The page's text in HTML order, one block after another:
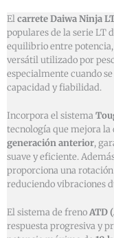
Elcarrete Daiwa Ninja
populares de la serie LT
equilibrio entre
versátil utilizado por
especialmente cuando
capacidad y fiabilidad.
Incorpora el sistema
tecnología que mejora
generación anterior,
suave y eficiente.
proporciona una
reduciendo vibraciones
El sistema de frenoATD
respuesta progresiva y